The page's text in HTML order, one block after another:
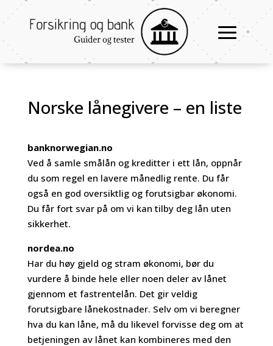
Norske lånegivere – en liste
banknorwegian.no
Ved å samle smålån og kreditter i ett lån, oppnår
du som regel en lavere månedlig rente. Du får
også en god oversiktlig og forutsigbar økonomi.
Du får fort svar på om vi kan tilby deg lån uten
sikkerhet.
nordea.no
Har du høy gjeld og stram økonomi, bør du
vurdere å binde hele eller noen deler av lånet
gjennom et fastrentelån. Det gir veldig
forutsigbare lånekostnader. Selv om vi beregner
hva du kan låne, må du likevel forvisse deg om at
betjeningen av lånet kan kombineres med den